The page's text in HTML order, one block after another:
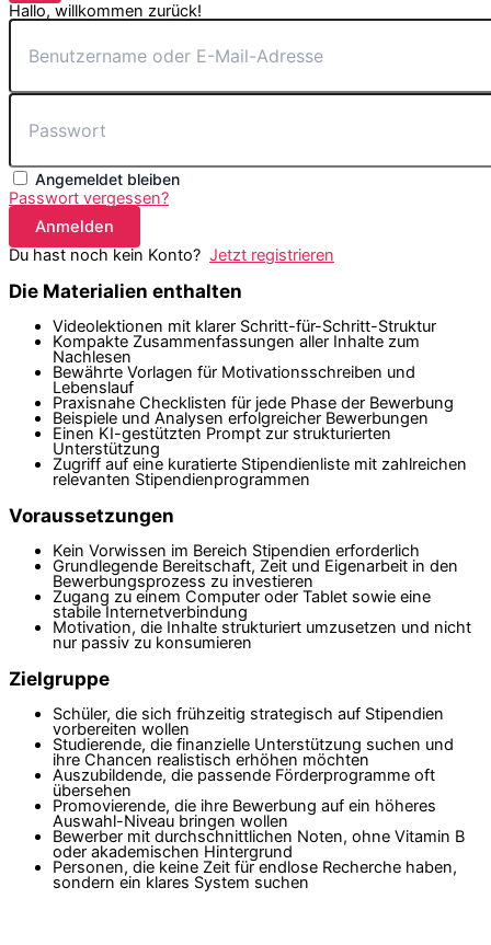
Hallo, willkommen zurück!
Angemeldet bleiben
Passwort vergessen?
Anmelden
Du hast noch kein Konto? Jetzt registrieren
Die Materialien enthalten
Videolektionen mit klarer Schritt-für-Schritt-Struktur
Kompakte Zusammenfassungen aller Inhalte zum
Nachlesen
Bewährte Vorlagen für Motivationsschreiben und
Lebenslauf
Praxisnahe Checklisten für jede Phase der Bewerbung
Beispiele und Analysen erfolgreicher Bewerbungen
Einen KI-gestützten Prompt zur strukturierten
Unterstützung
Zugriff auf eine kuratierte Stipendienliste mit zahlreichen
relevanten Stipendienprogrammen
Voraussetzungen
Kein Vorwissen im Bereich Stipendien erforderlich
Grundlegende Bereitschaft, Zeit und Eigenarbeit in den
Bewerbungsprozess zu investieren
Zugang zu einem Computer oder Tablet sowie eine
stabile Internetverbindung
Motivation, die Inhalte strukturiert umzusetzen und nicht
nur passiv zu konsumieren
Zielgruppe
Schüler, die sich frühzeitig strategisch auf Stipendien
vorbereiten wollen
Studierende, die finanzielle Unterstützung suchen und
ihre Chancen realistisch erhöhen möchten
Auszubildende, die passende Förderprogramme oft
übersehen
Promovierende, die ihre Bewerbung auf ein höheres
Auswahl-Niveau bringen wollen
Bewerber mit durchschnittlichen Noten, ohne Vitamin B
oder akademischen Hintergrund
Personen, die keine Zeit für endlose Recherche haben,
sondern ein klares System suchen